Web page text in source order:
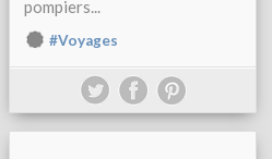
pompiers...
#Voyages